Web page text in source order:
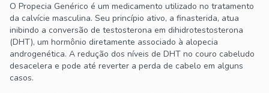
O Propecia Genérico é um medicamento utilizado no tratamento
da calvície masculina. Seu princípio ativo, a finasterida, atua
inibindo a conversão de testosterona em dihidrotestosterona
(DHT), um hormônio diretamente associado à alopecia
androgenética. A redução dos níveis de DHT no couro cabeludo
desacelera e pode até reverter a perda de cabelo em alguns
casos.